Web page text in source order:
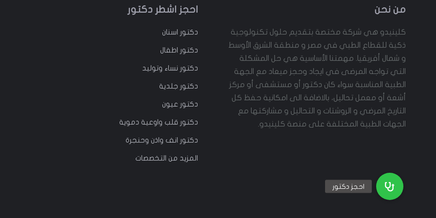
من نحن
كلينيدو هي شركة مختصة بتقديم حلول تكنولوجية
ذكية للقطاع الطبي في مصر و منطقة الشرق الأوسط
و شمال أفريقيا. مهمتنا الأساسية هي حل المشكلة
التي تواجه المرضى في ايجاد وحجز ميعاد مع الجهة
الطبية المناسبة سواء كان دكتور أو مستشفى أو مركز
أشعة أو معمل تحاليل، بالاضافة الى امكانية حفظ كل
التاريخ المرضي و الروشتات و التحاليل و مشاركتها مع
الجهات الطبية المختلفة على منصة كلينيدو.
احجز اشطر دكتور
دكتور اسنان
دكتور اطفال
دكتور نساء وتوليد
دكتور جلدية
دكتور عيون
دكتور قلب واوعية دموية
دكتور انف واذن وحنجرة
المزيد من التخصصات